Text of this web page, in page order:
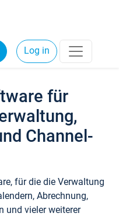
Log in
für
Channel-
für die die Verwaltung
Abrechnung,
und vieler weiterer